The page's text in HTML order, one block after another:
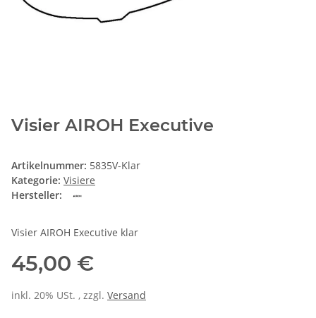
Visier AIROH Executive
Artikelnummer: 5835V-Klar
Kategorie: Visiere
Hersteller:
Visier AIROH Executive klar
45,00 €
inkl. 20% USt. , zzgl. Versand